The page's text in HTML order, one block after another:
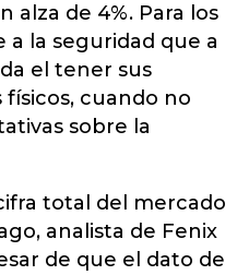
alza de 4%. Para los
a la seguridad que a
el tener sus
cuando no
sobre la
total del mercado
analista de Fenix
de que el dato de